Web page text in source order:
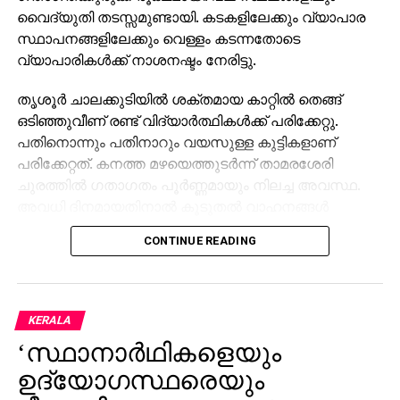
വൈദ്യുതി തടസ്സമുണ്ടായി. കടകളിലേക്കും വ്യാപാര
സ്ഥാപനങ്ങളിലേക്കും വെള്ളം കടന്നതോടെ
വ്യാപാരികള്‍ക്ക് നാശനഷ്ടം നേരിട്ടു.
തൃശൂര്‍ ചാലക്കുടിയില്‍ ശക്തമായ കാറ്റില്‍ തെങ്ങ്
ഒടിഞ്ഞുവീണ് രണ്ട് വിദ്യാര്‍ത്ഥികള്‍ക്ക് പരിക്കേറ്റു.
പതിനൊന്നും പതിനാറും വയസുള്ള കുട്ടികളാണ്
പരിക്കേറ്റത്. കനത്ത മഴയെത്തുടര്‍ന്ന് താമരശേരി
ചുരത്തില്‍ ഗതാഗതം പൂര്‍ണ്ണമായും നിലച്ച അവസ്ഥ.
എത്തിയതും ഗതാഗതക്കുരുക്ക് ഉണ്ടാകാന്‍ കാരണമായി.
കുരുക്കില്‍പ്പെട്ട ഒരു യാത്രക്കാരി കുഴഞ്ഞുവീണതായി
തിരുവനന്തപുരം, കൊല്ലം ജില്ലകളില്‍ ഓറഞ്ച്
അലര്‍ട്ട് പ്രഖ്യാപിച്ചിരിക്കുകയാണ്. പത്തനംതിട്ട,
ആലപ്പുഴ, കോട്ടയം, എറണാകുളം, ഇടുക്കി ജില്ലകളില്‍
യെല്ലോ അലര്‍ട്ട് നിലവില്‍. നാളെ തിരുവനന്തപുരം
CONTINUE READING
KERALA
‘സ്ഥാനാര്‍ഥികളെയും
ഉദ്യോഗസ്ഥരെയും